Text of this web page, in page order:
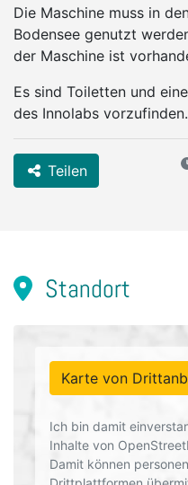
Die Maschine muss in
Bodensee genutzt
der Maschine ist
Es sind Toiletten und
des Innolabs vorzufinden.
Teilen
Standort
Karte von
Ich bin damit
Inhalte von
Damit können